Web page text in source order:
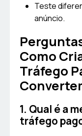
Teste
anúncio.
Como
Tráfego
1. Qual é a
tráfego